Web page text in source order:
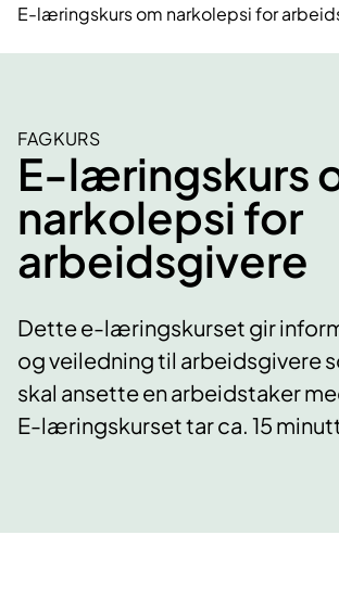
E-læringskurs om narkolepsi for
FAGKURS
E-læringskurs
narkolepsi for
arbeidsgivere
Dette e-læringskurset gir
og veiledning til arbeidsgivere
skal ansette en arbeidstaker
E-læringskurset tar ca. 15